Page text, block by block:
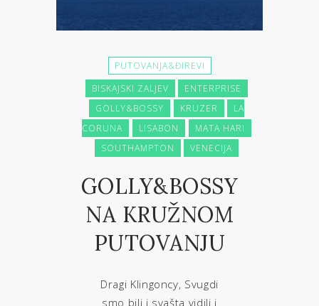
PUTOVANJA&ĐIREVI
BISKAJSKI ZALJEV
ENTERPRISE
GOLLY&BOSSY
KRUZER
LA
CORUNA
LISABON
MATA HARI
SOUTHAMPTON
VENECIJA
GOLLY&BOSSY
NA KRUŽNOM
PUTOVANJU
Dragi Klingoncy, Svugdi
smo bili i svašta vidili i